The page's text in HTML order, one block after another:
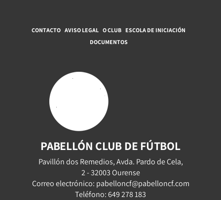
CONTACTO AVISO LEGAL O CLUB ESCOLA DE INICIACIÓN
DOCUMENTOS
PABELLÓN CLUB DE FÚTBOL
Pavillón dos Remedios, Avda. Pardo de Cela,
2 - 32003 Ourense
Correo electrónico: pabelloncf@pabelloncf.com
Teléfono: 649 278 183